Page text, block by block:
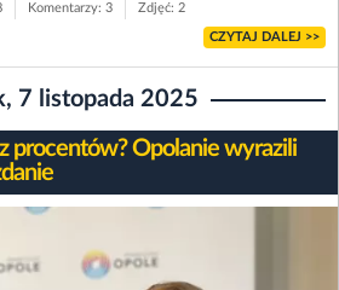
Komentarzy: 3 Zdjęć: 2
CZYTAJ DALEJ >>
7 listopada 2025
procentów? Opolanie wyrazili